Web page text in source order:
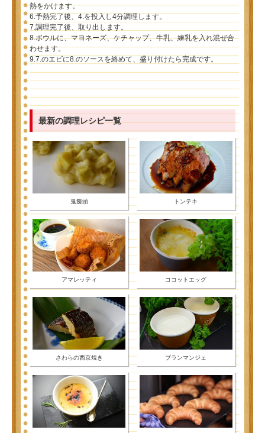
熱をかけます。
6.予熱完了後、4.を投入し4分調理します。
7.調理完了後、取り出します。
8.ボウルに、マヨネーズ、ケチャップ、牛乳、練乳を入れ混ぜ合
わせます。
9.7.のエビに8.のソースを絡めて、盛り付けたら完成です。
最新の調理レシピ一覧
鬼饅頭 トンテキ
アマレッティ ココットエッグ
さわらの西京焼き ブランマンジェ